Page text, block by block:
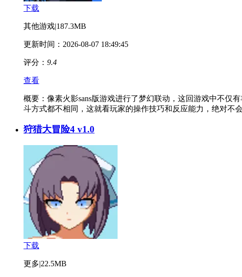
下载
其他游戏|187.3MB
更新时间：2026-08-07 18:49:45
评分： 9.4
查看
概要： 像素火影sans版游戏进行了梦幻联动，这回游戏中不仅
斗方式都不相同，这就看玩家的操作技巧和反应能力，绝对不
狩猎大冒险4 v1.0
下载
更多|22.5MB